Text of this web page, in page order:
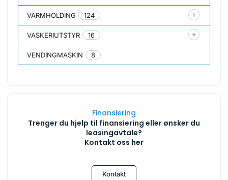
VARMHOLDING 124
VASKERIUTSTYR 16
VENDINGMASKIN 8
Finansiering
Trenger du hjelp til finansiering eller ønsker du
leasingavtale?
Kontakt oss her
Kontakt